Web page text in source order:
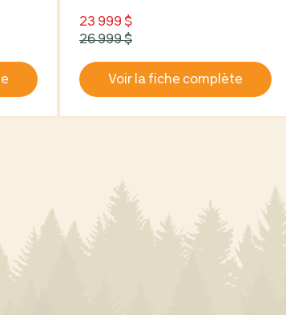
26 999 $
23 999 $
Voir la fiche complète